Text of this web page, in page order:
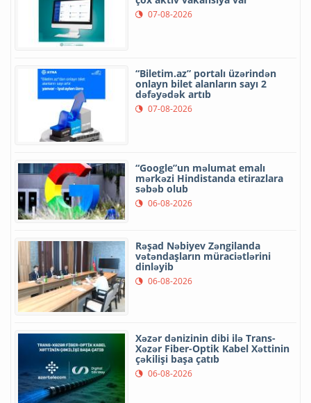
07-08-2026
“Biletim.az” portalı üzərindən
onlayn bilet alanların sayı 2
dəfəyədək artıb
07-08-2026
“Google”un məlumat emalı
mərkəzi Hindistanda etirazlara
səbəb olub
06-08-2026
Rəşad Nəbiyev Zəngilanda
vətəndaşların müraciətlərini
dinləyib
06-08-2026
Xəzər dənizinin dibi ilə Trans-
Xəzər Fiber-Optik Kabel Xəttinin
çəkilişi başa çatıb
06-08-2026